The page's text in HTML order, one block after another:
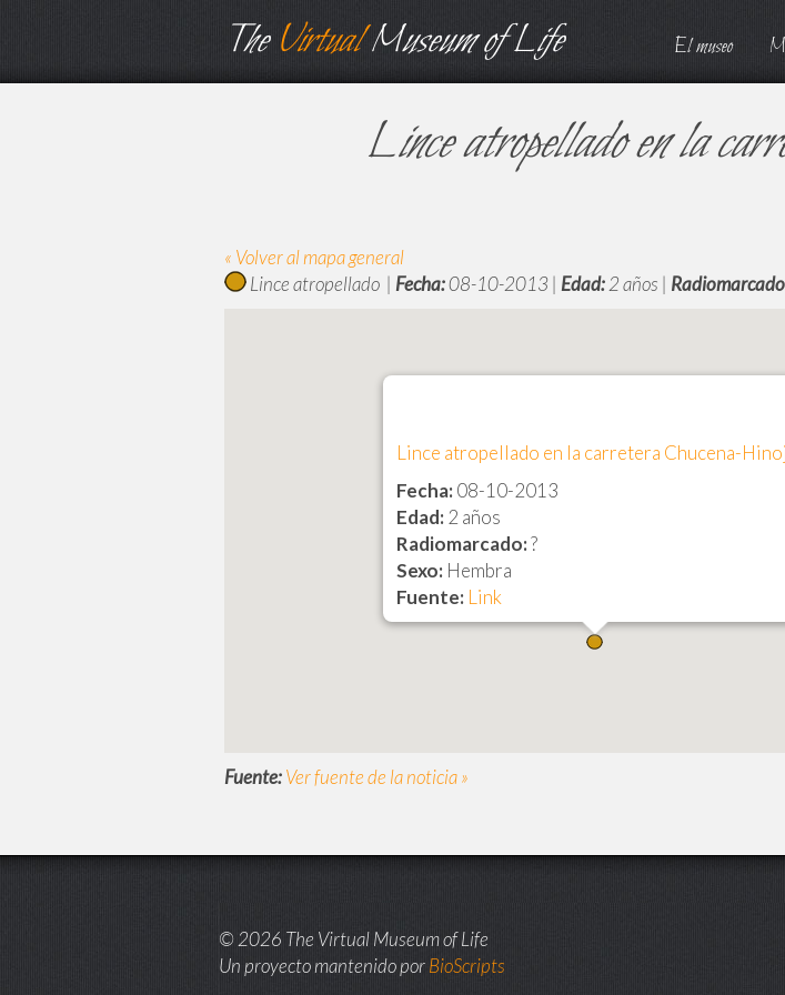
TheVirtualMuseum of Life El museo
Lince atropellado en la
« Volver al mapa general
Lince atropellado | Fecha:08-10-2013 | Edad:2 años |
Lince atropellado en la carretera Chucena-
Fecha: 08-10-2013
Edad: 2 años
Radiomarcado:?
Sexo: Hembra
Fuente: Link
Fuente:Ver fuente de la noticia »
© 2026 The Virtual Museum of Life
Un proyecto mantenido porBioScripts